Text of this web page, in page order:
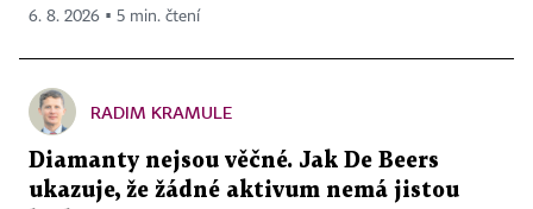
6. 8. 2026 ▪ 5 min. čtení
RADIM KRAMULE
Diamanty nejsou věčné. Jak De Beers
ukazuje, že žádné aktivum nemá jistou